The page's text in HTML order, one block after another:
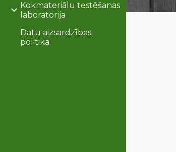
Kokmateriālu testēšanas
laboratorija
Datu aizsardzības
politika